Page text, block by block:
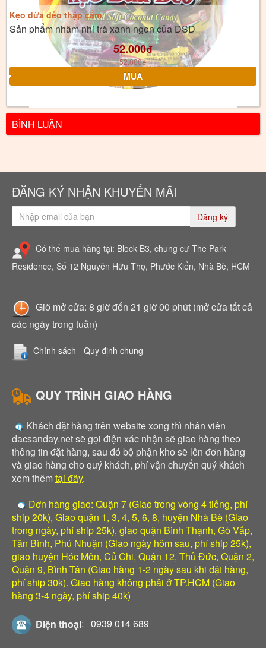
Kẹo dừa dẻo thập cẩm
Sản phẩm nhâm nhi trà xanh ngon của ĐSĐ
52.000đ
52.000đ
BÌNH LUẬN
ĐĂNG KÝ NHẬN KHUYẾN MÃI
Đăng ký
Có thể mua hàng tại: Block B3, chung cư The Park
Residence, Số 12 Nguyễn Hữu Thọ, Phước Kiển, Nhà Bè, HCM
Giờ mở cửa: 8 giờ đến 21 giờ 00 phút (mở cửa tất cả
các ngày trong tuần)
Chính sách - Quy định chung
QUY TRÌNH GIAO HÀNG
Khách đặt hàng trên website xong thì nhân viên
dacsanday.net sẽ gọi điện xác nhận sẽ giao hàng theo
thông tin đặt hàng, sau đó bộ phận kho sẽ lên đơn hàng
và giao hàng cho quý khách, phí vận chuyển quý khách
xem thêm tại đây.
Đơn hàng giao: Quận 7 (Giao trong vòng 4 tiếng, phí
ship 20k), Giao quận 1, 3, 4, 5, 6, 8, huyện Nhà Bè (Giao
trong ngày, phí ship 25k), giao quận Bình Thạnh, Gò Vấp,
Tân Bình, Phú Nhuận (Giao ngày hôm sau, phí ship 25k),
giao huyện Hóc Môn, Củ Chi, Quận 12, Thủ Đức, Quận 2,
Quận 9, Bình Tân (Giao hàng 1-2 ngày sau khi đặt hàng,
phí ship 30k). Giao hàng không phải ở TP.HCM (Giao
hàng 3-4 ngày, phí ship 40k)
Điện thoại: 0939 014 689